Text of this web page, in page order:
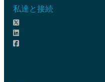
私達と接続